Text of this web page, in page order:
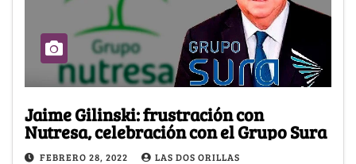
Jaime Gilinski: frustración con
Nutresa, celebración con el Grupo Sura
FEBRERO 28, 2022 LAS DOS ORILLAS